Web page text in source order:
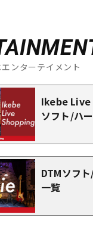
ンターテイメント
Ikebe
ソフト/ハ
DTMソフ
一覧